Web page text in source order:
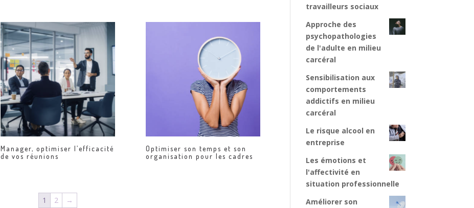
Manager, optimiser l’efficacité
de vos réunions
Optimiser son temps et son
organisation pour les cadres
1 2 →
travailleurs sociaux
Approche des
psychopathologies
de l'adulte en milieu
carcéral
Sensibilisation aux
comportements
addictifs en milieu
carcéral
Le risque alcool en
entreprise
Les émotions et
l'affectivité en
situation professionnelle
Améliorer son